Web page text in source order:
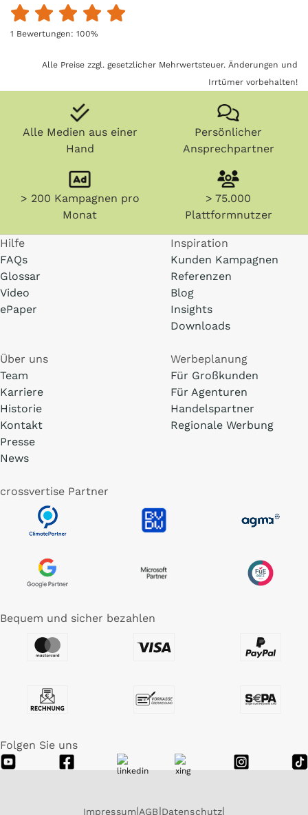
1 Bewertungen: 100%
Alle Preise zzgl. gesetzlicher Mehrwertsteuer. Änderungen und
Irrtümer vorbehalten!
Alle Medien aus einer
Hand
Persönlicher
Ansprechpartner
> 200 Kampagnen pro
Monat
> 75.000
Plattformnutzer
Hilfe
FAQs
Glossar
Video
ePaper
Inspiration
Kunden Kampagnen
Referenzen
Blog
Insights
Downloads
Über uns
Team
Karriere
Historie
Kontakt
Presse
News
Werbeplanung
Für Großkunden
Für Agenturen
Handelspartner
Regionale Werbung
crossvertise Partner
Bequem und sicher bezahlen
Folgen Sie uns
Impressum AGB Datenschutz